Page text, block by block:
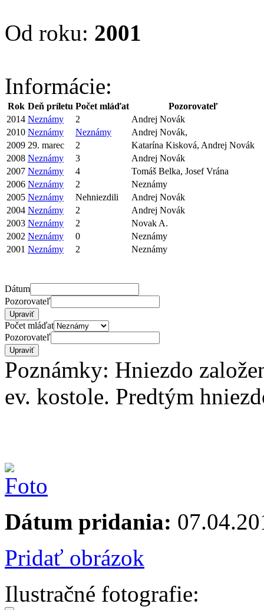
Od roku: 2001
Informácie:
Rok Deň príletu Počet mláďat
Pozorovateľ
2014 Neznámy 2
Andrej Novák
2010 Neznámy Neznámy
Andrej Novák,
2009 29. marec 2
Katarína Kisková, Andrej Novák
2008 Neznámy 3
Andrej Novák
2007 Neznámy 4
Tomáš Belka, Josef Vrána
2006 Neznámy 2
Neznámy
2005 Neznámy Nehniezdili
Andrej Novák
2004 Neznámy 2
Andrej Novák
2003 Neznámy 2
Novak A.
2002 Neznámy 0
Neznámy
2001 Neznámy 2 Neznámy
Dátum
Pozorovateľ
Počet mláďat
Pozorovateľ
Poznámky: Hniezdo
ev. kostole. Predtým
Dátum pridania:
Pridať obrázok
Ilustračné fotografie: